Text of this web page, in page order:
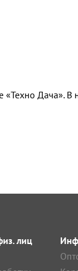
Дача».
лиц